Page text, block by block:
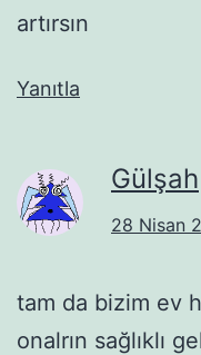
artırsın
Yanıtla
Gülşah
28 Nisan
tam da bizim ev
onalrın sağlıklı